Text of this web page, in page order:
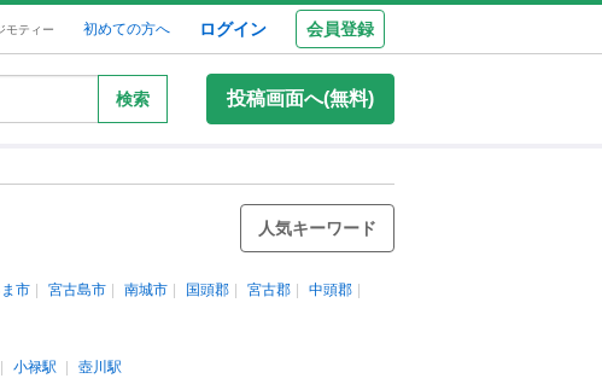
モティー 初めての方へ ログイン 会員登録
検索 投稿画面へ(無料)
人気キーワード
市 宮古島市 南城市 国頭郡 宮古郡
中頭郡
小禄駅
壺川駅